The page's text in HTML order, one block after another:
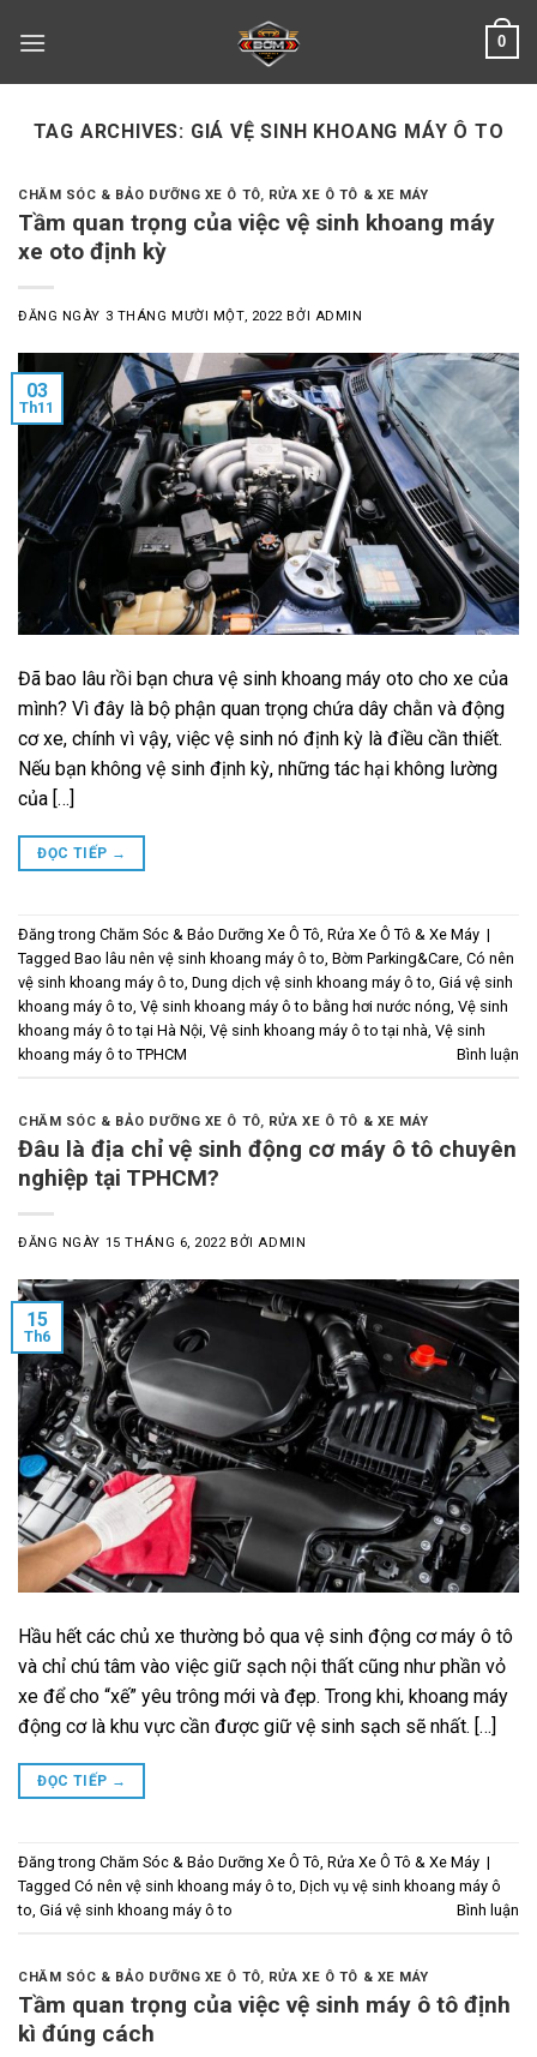
0
TAG ARCHIVES: GIÁ VỆ SINH KHOANG MÁY Ô TO
CHĂM SÓC & BẢO DƯỠNG XE Ô TÔ, RỬA XE Ô TÔ & XE MÁY
Tầm quan trọng của việc vệ sinh khoang máy
xe oto định kỳ
ĐĂNG NGÀY 3 THÁNG MƯỜI MỘT, 2022 BỞI ADMIN
03
Th11
Đã bao lâu rồi bạn chưa vệ sinh khoang máy oto cho xe của
mình? Vì đây là bộ phận quan trọng chứa dây chằn và động
cơ xe, chính vì vậy, việc vệ sinh nó định kỳ là điều cần thiết.
Nếu bạn không vệ sinh định kỳ, những tác hại không lường
của […]
ĐỌC TIẾP →
Đăng trong Chăm Sóc & Bảo Dưỡng Xe Ô Tô, Rửa Xe Ô Tô & Xe Máy |
Tagged Bao lâu nên vệ sinh khoang máy ô to, Bờm Parking&Care, Có nên
vệ sinh khoang máy ô to, Dung dịch vệ sinh khoang máy ô to, Giá vệ sinh
khoang máy ô to, Vệ sinh khoang máy ô to bằng hơi nước nóng, Vệ sinh
khoang máy ô to tại Hà Nội, Vệ sinh khoang máy ô to tại nhà, Vệ sinh
khoang máy ô to TPHCM
Bình luận
CHĂM SÓC & BẢO DƯỠNG XE Ô TÔ, RỬA XE Ô TÔ & XE MÁY
Đâu là địa chỉ vệ sinh động cơ máy ô tô chuyên
nghiệp tại TPHCM?
ĐĂNG NGÀY 15 THÁNG 6, 2022BỞIADMIN
15
Th6
Hầu hết các chủ xe thường bỏ qua vệ sinh động cơ máy ô tô
và chỉ chú tâm vào việc giữ sạch nội thất cũng như phần vỏ
xe để cho “xế” yêu trông mới và đẹp. Trong khi, khoang máy
động cơ là khu vực cần được giữ vệ sinh sạch sẽ nhất. […]
ĐỌC TIẾP →
Đăng trong Chăm Sóc & Bảo Dưỡng Xe Ô Tô, Rửa Xe Ô Tô & Xe Máy |
Tagged Có nên vệ sinh khoang máy ô to, Dịch vụ vệ sinh khoang máy ô
to, Giá vệ sinh khoang máy ô to Bình luận
CHĂM SÓC & BẢO DƯỠNG XE Ô TÔ, RỬA XE Ô TÔ & XE MÁY
Tầm quan trọng của việc vệ sinh máy ô tô định
kì đúng cách